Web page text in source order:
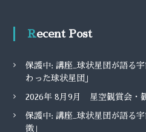
Recent Post
保護中: 講座_球状星団が語る
わった球状星団」
2026年 8月9月 星空観賞会・
保護中: 講座_球状星団が語る
徴」